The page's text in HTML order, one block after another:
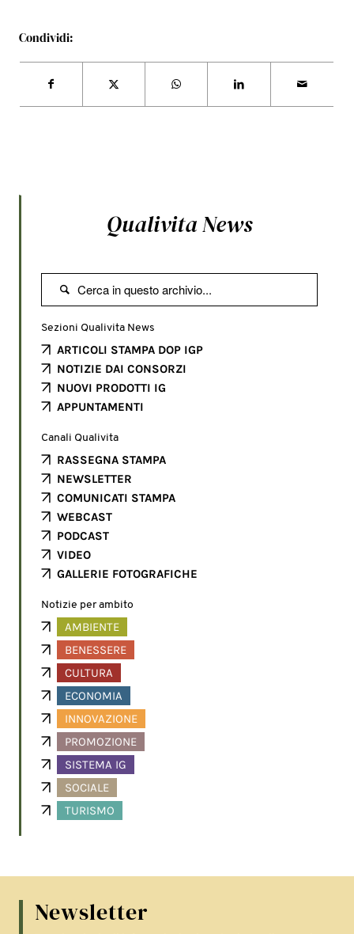
Condividi:
Qualivita News

Sezioni Qualivita News
ARTICOLI STAMPA DOP IGP
NOTIZIE DAI CONSORZI
NUOVI PRODOTTI IG
APPUNTAMENTI
Canali Qualivita
RASSEGNA STAMPA
NEWSLETTER
COMUNICATI STAMPA
WEBCAST
PODCAST
VIDEO
GALLERIE FOTOGRAFICHE
Notizie per ambito
AMBIENTE
BENESSERE
CULTURA
ECONOMIA
INNOVAZIONE
PROMOZIONE
SISTEMA IG
SOCIALE
TURISMO
Newsletter